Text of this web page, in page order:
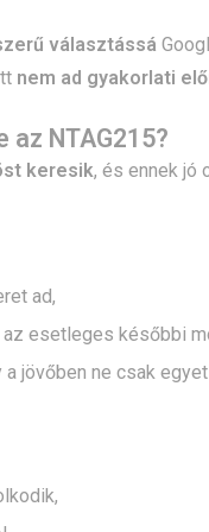
választássá
nem ad gyakorlati
az NTAG215?
keresik, és ennek jó
ad,
esetleges későbbi
a jövőben ne csak